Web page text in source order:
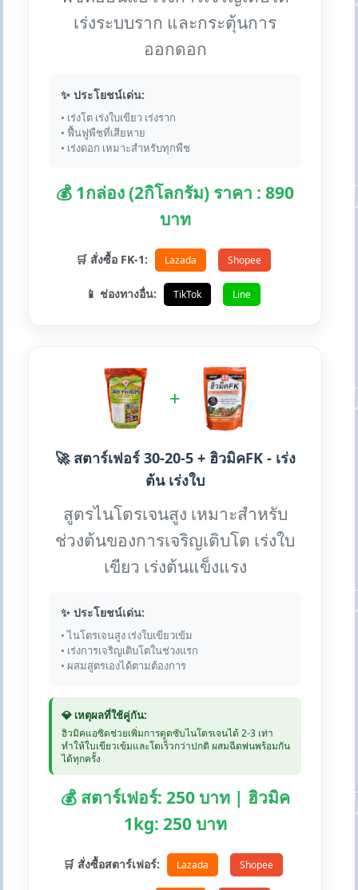
เร่งระบบราก และกระตุ้นการ
ออกดอก
✨ ประโยชน์เด่น:
• เร่งโต เร่งใบเขียว เร่งราก
• ฟื้นฟูพืชที่เสียหาย
• เร่งดอก เหมาะสำหรับทุกพืช
💰 1กล่อง (2กิโลกรัม) ราคา : 890
บาท
🛒 สั่งซื้อ FK-1: Lazada Shopee
📱 ช่องทางอื่น: TikTok Line
+
🚀 สตาร์เฟอร์ 30-20-5 + ฮิวมิคFK - เร่ง
ต้น เร่งใบ
สูตรไนโตรเจนสูง เหมาะสำหรับ
ช่วงต้นของการเจริญเติบโต เร่งใบ
เขียว เร่งต้นแข็งแรง
✨ ประโยชน์เด่น:
• ไนโตรเจนสูง เร่งใบเขียวเข้ม
• เร่งการเจริญเติบโตในช่วงแรก
• ผสมสูตรเองได้ตามต้องการ
💎 เหตุผลที่ใช้คู่กัน:
ฮิวมิคแอซิดช่วยเพิ่มการดูดซับไนโตรเจนได้ 2-3 เท่า
ทำให้ใบเขียวเข้มและโตเร็วกว่าปกติ ผสมฉีดพ่นพร้อมกัน
ได้ทุกครั้ง
💰 สตาร์เฟอร์: 250 บาท | ฮิวมิค
1kg: 250 บาท
🛒 สั่งซื้อสตาร์เฟอร์: Lazada Shopee